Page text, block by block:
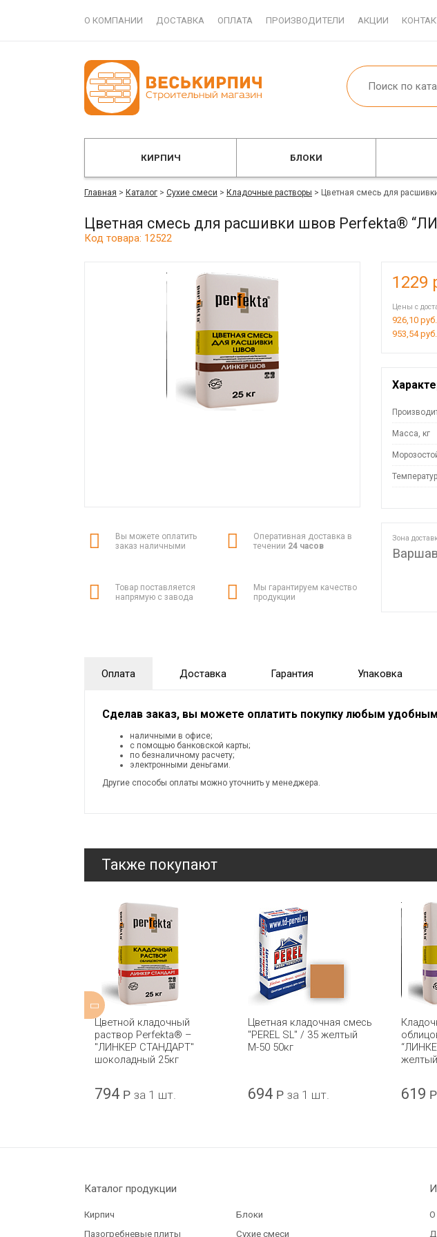
О КОМПАНИИ ДОСТАВКА ОПЛАТА ПРОИЗВОДИТЕЛИ АКЦИИ
КИРПИЧ БЛОКИ
Главная > Каталог > Сухие смеси > Кладочные растворы > Цветная смесь для
Цветная смесь для расшивки швов Perfekta®
Код товара: 12522
Вы можете оплатить
заказ наличными
Оперативная доставка в
течении 24 часов
Товар поставляется
напрямую с завода
Мы гарантируем качество
продукции
1229
Цены с
926,10
953,54
Масса, кг
Зона
Оплата Доставка Гарантия Упаковка
Сделав заказ, вы можете оплатить покупку любым
наличными в офисе;
с помощью банковской карты;
по безналичному расчету;
электронными деньгами.
Другие способы оплаты можно уточнить у менеджера.
Также покупают
Цветной кладочный
раствор Perfekta® –
"ЛИНКЕР СТАНДАРТ"
шоколадный 25кг
794 Р за 1 шт.
Цветная кладочная смесь
"PEREL SL" / 35 желтый
М-50 50кг
694 Р за 1 шт. 619 Р
Каталог продукции
Кирпич
Блоки
Пазогребневые плиты
Сухие смеси
О